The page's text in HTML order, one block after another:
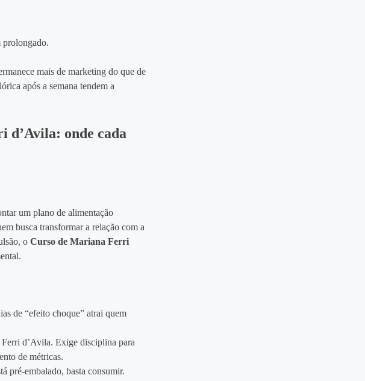
prolongado.
mais de marketing do que de
após a semana tendem a
d’Avila: onde cada
um plano de alimentação
busca transformar a relação com a
oCurso de Mariana Ferri
de “efeito choque” atrai quem
Ferri d’Avila. Exige disciplina para
de métricas.
pré‑embalado, basta consumir.